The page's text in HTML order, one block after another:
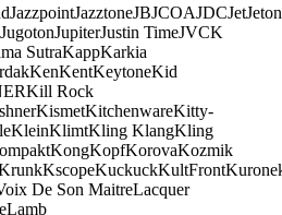
JazzpointJazztoneJBJCOAJDCJetJeton
JugotonJupiterJustin TimeJVCK
SutraKappKarkia
KenKentKeytoneKid
Kill Rock
KismetKitchenwareKitty-
KleinKlimtKling KlangKling
KongKopfKorovaKozmik
KscopeKuckuckKultFront
De Son MaitreLacquer
Lamb